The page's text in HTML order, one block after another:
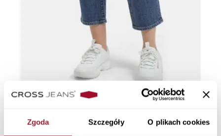
Zgoda Szczegóły O plikach cookies
Jeansy damskie niebieskie New Mom N 437-